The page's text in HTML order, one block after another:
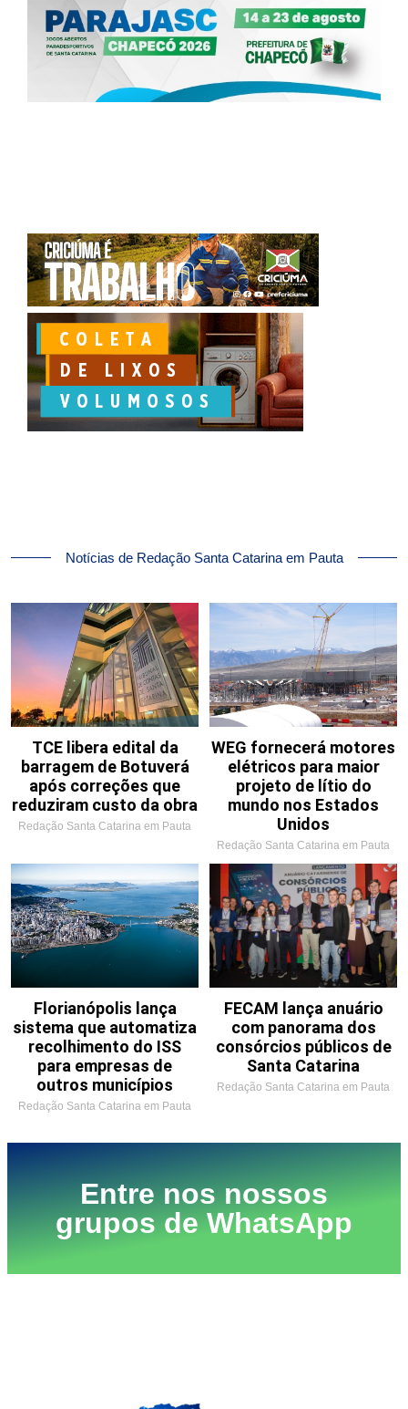
Notícias de Redação Santa Catarina em Pauta
TCE libera edital da
barragem de Botuverá
após correções que
reduziram custo da obra
Redação Santa Catarina em Pauta
WEG fornecerá motores
elétricos para maior
projeto de lítio do
mundo nos Estados
Unidos
Redação Santa Catarina em Pauta
Florianópolis lança
sistema que automatiza
recolhimento do ISS
para empresas de
outros municípios
Redação Santa Catarina em Pauta
FECAM lança anuário
com panorama dos
consórcios públicos de
Santa Catarina
Redação Santa Catarina em Pauta
Entre nos nossos
grupos de WhatsApp